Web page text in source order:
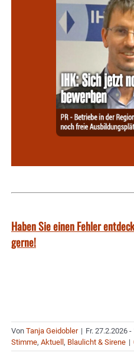
Haben Sie einen Fehler
gerne!
Von Tanja Geidobler | Fr. 27.2.2026 -
Stimme, Aktuell , Blaulicht & Sirene |